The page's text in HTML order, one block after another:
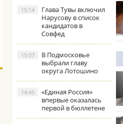
Глава Тувы включил
Нарусову в список
кандидатов в
Совфед
15:14
В Подмосковье
выбрали главу
округа Лотошино
15:07
«Единая Россия»
впервые оказалась
первой в бюллетене
14:45